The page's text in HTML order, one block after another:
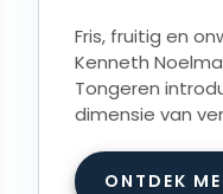
Fris, fruitig en
Kenneth
Tongeren
dimensie van
ONTDEK